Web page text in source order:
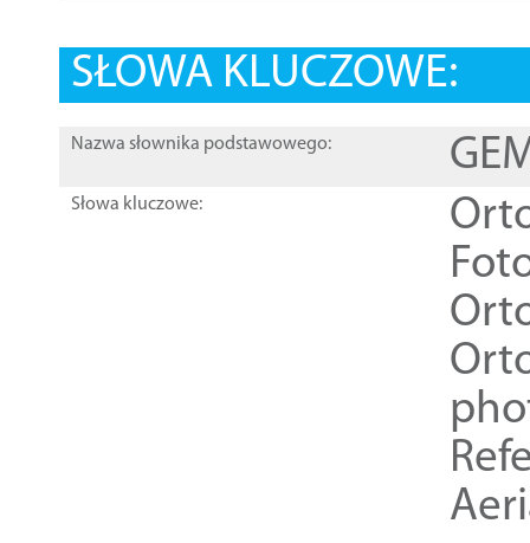
SŁOWA KLUCZOWE:
Nazwa słownika podstawowego:
Słowa kluczowe: